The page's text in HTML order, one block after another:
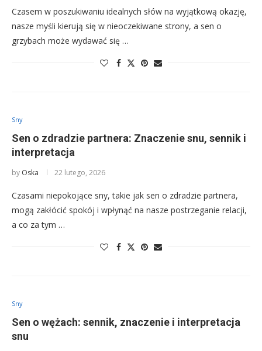
Czasem w poszukiwaniu idealnych słów na wyjątkową okazję,
nasze myśli kierują się w nieoczekiwane strony, a sen o
grzybach może wydawać się …
Sny
Sen o zdradzie partnera: Znaczenie snu, sennik i
interpretacja
by Oska 22 lutego, 2026
Czasami niepokojące sny, takie jak sen o zdradzie partnera,
mogą zakłócić spokój i wpłynąć na nasze postrzeganie relacji,
a co za tym …
Sny
Sen o wężach: sennik, znaczenie i interpretacja
snu